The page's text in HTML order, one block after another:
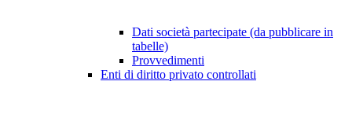
Dati società partecipate (da pubblicare in
tabelle)
Provvedimenti
Enti di diritto privato controllati